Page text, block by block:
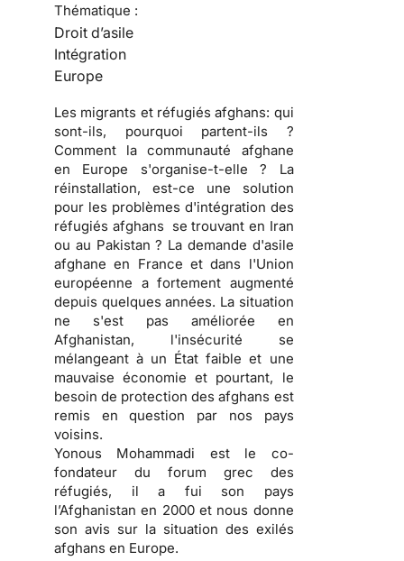
Thématique :
Droit d’asile
Intégration
Europe
Les migrants et réfugiés afghans: qui
sont-ils, pourquoi partent-ils ?
Comment la communauté afghane
en Europe s'organise-t-elle ? La
réinstallation, est-ce une solution
pour les problèmes d'intégration des
réfugiés afghans se trouvant en Iran
ou au Pakistan ? La demande d'asile
afghane en France et dans l'Union
européenne a fortement augmenté
depuis quelques années. La situation
ne s'est pas améliorée en
Afghanistan, l'insécurité se
mélangeant à un État faible et une
mauvaise économie et pourtant, le
besoin de protection des afghans est
remis en question par nos pays
voisins.
Yonous Mohammadi est le co-
fondateur du forum grec des
réfugiés, il a fui son pays
l’Afghanistan en 2000 et nous donne
son avis sur la situation des exilés
afghans en Europe.